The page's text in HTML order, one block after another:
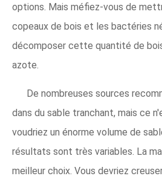
options. Mais méfiez-vous de
copeaux de bois et les bactéries
décomposer cette quantité de
azote.
De nombreuses sources
dans du sable tranchant, mais ce
voudriez un énorme volume de
résultats sont très variables. La
meilleur choix. Vous devriez